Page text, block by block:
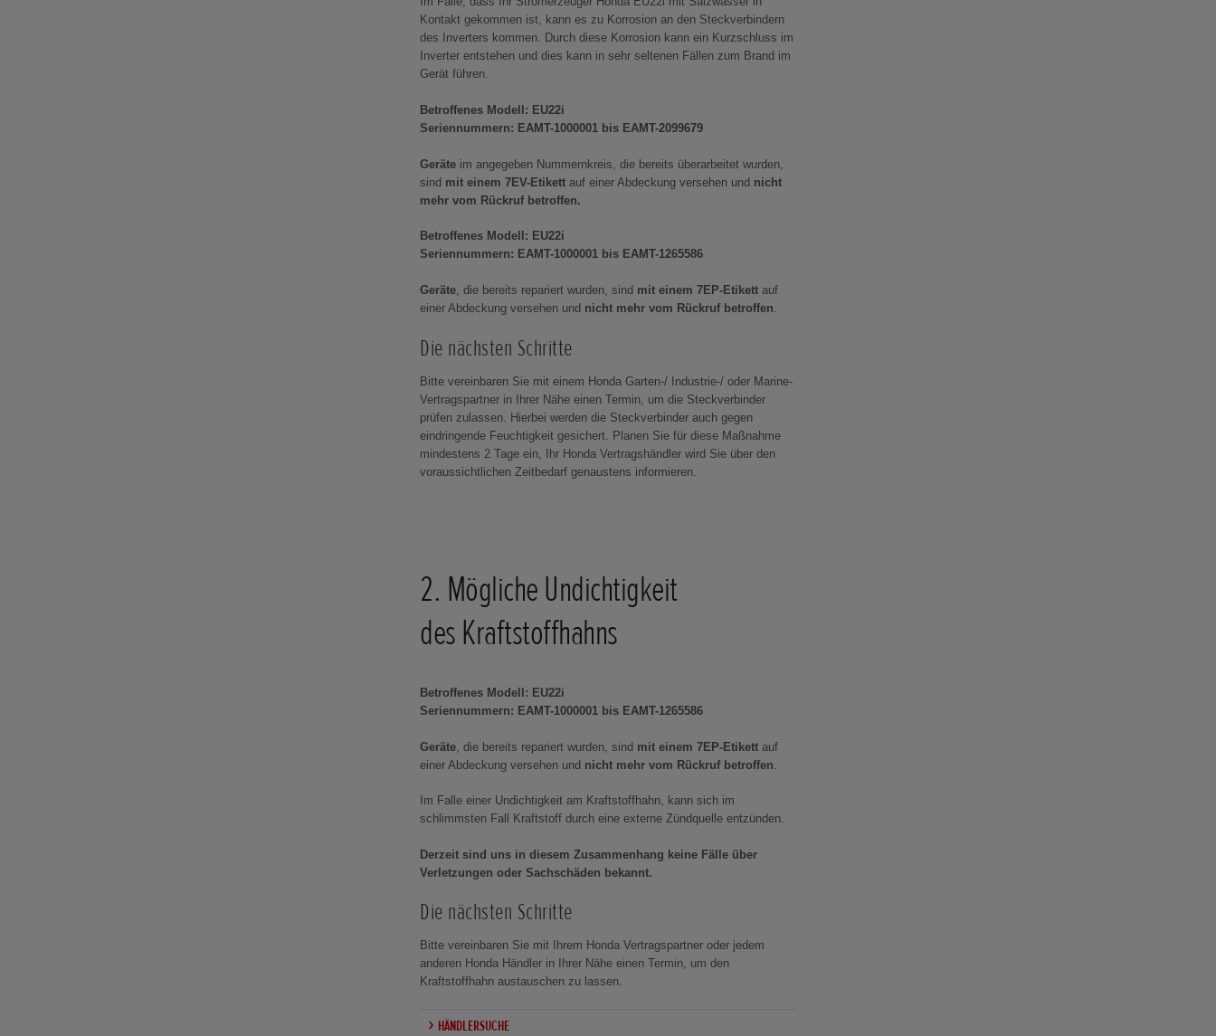
Kontakt gekommen ist, kann es zu Korrosion an den Steckverbindern
des Inverters kommen. Durch diese Korrosion kann ein Kurzschluss im
Inverter entstehen und dies kann in sehr seltenen Fällen zum Brand im
Gerät führen.
Betroffenes Modell: EU22i
Seriennummern: EAMT-1000001 bis EAMT-2099679
Geräte im angegeben Nummernkreis, die bereits überarbeitet wurden,
sind mit einem 7EV-Etikett auf einer Abdeckung versehen und nicht
mehr vom Rückruf betroffen.
Betroffenes Modell: EU22i
Seriennummern: EAMT-1000001 bis EAMT-1265586
Geräte, die bereits repariert wurden, sind mit einem 7EP-Etikett auf
einer Abdeckung versehen und nicht mehr vom Rückruf betroffen.
Die nächsten Schritte
Bitte vereinbaren Sie mit einem Honda Garten-/ Industrie-/ oder Marine-
Vertragspartner in Ihrer Nähe einen Termin, um die Steckverbinder
prüfen zulassen. Hierbei werden die Steckverbinder auch gegen
eindringende Feuchtigkeit gesichert. Planen Sie für diese Maßnahme
mindestens 2 Tage ein, Ihr Honda Vertragshändler wird Sie über den
voraussichtlichen Zeitbedarf genaustens informieren.
2. Mögliche Undichtigkeit
des Kraftstoffhahns
Betroffenes Modell: EU22i
Seriennummern: EAMT-1000001 bis EAMT-1265586
Geräte , die bereits repariert wurden, sind mit einem 7EP-Etikett auf
einer Abdeckung versehen und nicht mehr vom Rückruf betroffen
Im Falle einer Undichtigkeit am Kraftstoffhahn, kann sich im
schlimmsten Fall Kraftstoff durch eine externe Zündquelle entzünden.
Derzeit sind uns in diesem Zusammenhang keine Fälle über
Verletzungen oder Sachschäden bekannt.
Die nächsten Schritte
Bitte vereinbaren Sie mit Ihrem Honda Vertragspartner oder jedem
anderen Honda Händler in Ihrer Nähe einen Termin, um den
Kraftstoffhahn austauschen zu lassen.
HÄNDLERSUCHE